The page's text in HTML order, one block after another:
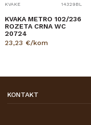
KVAKE 14329BL
KVAKA METRO 102/236
ROZETA CRNA WC
20724
23,23 €/kom
KONTAKT